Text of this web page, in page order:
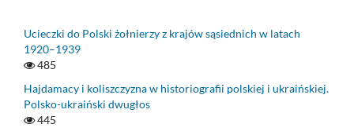
Ucieczki do Polski żołnierzy z krajów sąsiednich w latach
1920–1939
485
Hajdamacy i koliszczyzna w historiografii polskiej i ukraińskiej.
Polsko-ukraiński dwugłos
445